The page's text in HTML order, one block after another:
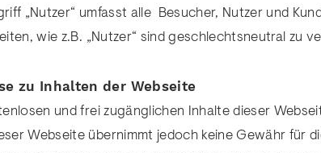
„Nutzer“ umfasst alle Besucher, Nutzer und
wie z.B. „Nutzer“ sind geschlechtsneutral zu
zu Inhalten der Webseite
und frei zugänglichen Inhalte dieser
Webseite übernimmt jedoch keine Gewähr für